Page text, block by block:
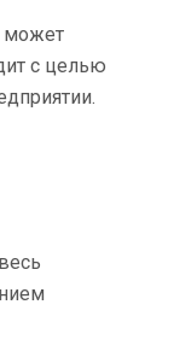
может
с целью